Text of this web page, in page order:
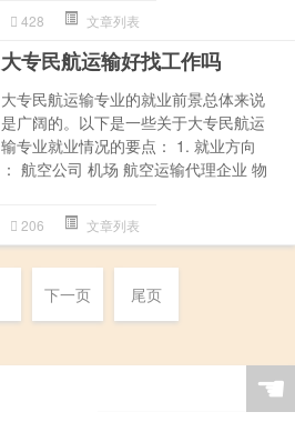
428 文章列表
大专民航运输好找工作吗
大专民航运输专业的就业前景总体来说
是广阔的。以下是一些关于大专民航运
输专业就业情况的要点： 1. 就业方向
： 航空公司 机场 航空运输代理企业 物
206 文章列表
下一页 尾页
☚